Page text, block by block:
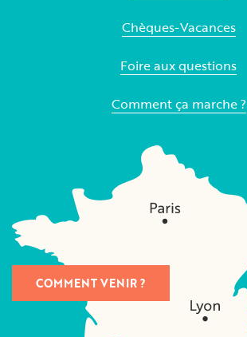
Chèques-Vacances
Foire aux questions
Comment ça marche ?
COMMENT VENIR ?